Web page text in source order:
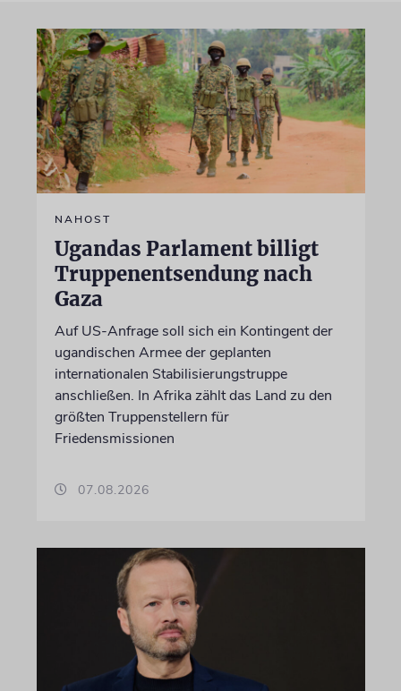
NAHOST
Ugandas Parlament billigt
Truppenentsendung nach
Gaza
Auf US-Anfrage soll sich ein Kontingent der
ugandischen Armee der geplanten
internationalen Stabilisierungstruppe
anschließen. In Afrika zählt das Land zu den
größten Truppenstellern für
Friedensmissionen
07.08.2026